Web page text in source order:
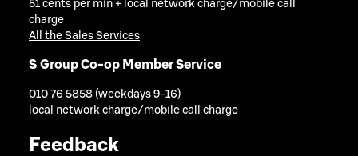
51 cents per min + local network charge/mobile call
charge
All the Sales Services
S Group Co-op Member Service
010 76 5858 (weekdays 9-16)
local network charge/mobile call charge
Feedback